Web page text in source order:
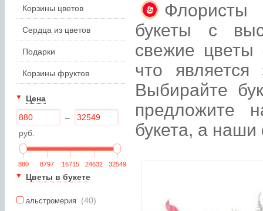
Корзины цветов
Сердца из цветов
Подарки
Корзины фруктов
Цена
–
руб.
880 8797 16715 24632 32549
Цветы в букете
альстромерия (40)
Флористы
букеты с
свежие цветы
что является
Выбирайте
предложите
букета, а